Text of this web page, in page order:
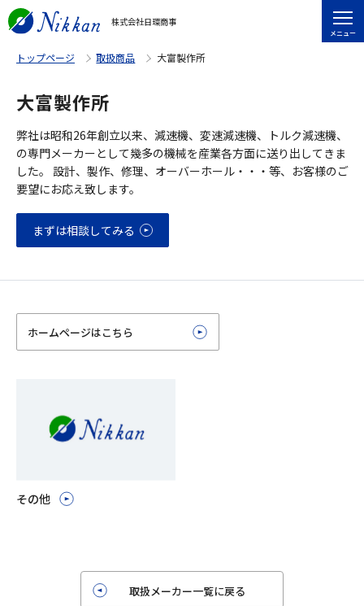
株式会社日環商事
メニュー
トップページ 取扱商品 大富製作所
大富製作所
弊社は昭和26年創立以来、減速機、変速減速機、トルク減速機、
の専門メーカーとして幾多の機械を産業各方面に送り出してきま
した。 設計、製作、修理、オーバーホール・・・等、お客様のご
要望にお応え致します。
まずは相談してみる
ホームページはこちら
その他
取扱メーカー一覧に戻る